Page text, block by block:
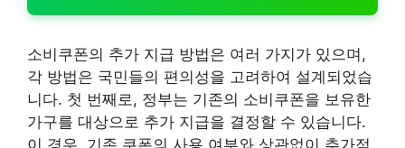
소비쿠폰의 추가 지급 방법은 여러 가지가 있으며,
각 방법은 국민들의 편의성을 고려하여 설계되었습
니다. 첫 번째로, 정부는 기존의 소비쿠폰을 보유한
가구를 대상으로 추가 지급을 결정할 수 있습니다.
이 경우, 기존 쿠폰의 사용 여부와 상관없이 추가적